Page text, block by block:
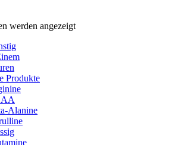
werden angezeigt
Produkte
Alanine